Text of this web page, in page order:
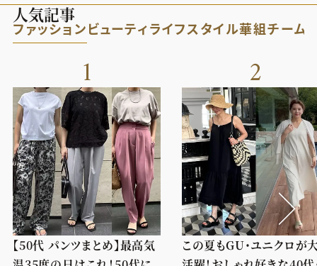
人気記事
ファッション ビューティライフスタイル華組チーム
1
【50代 パンツまとめ】最高気
2
この夏もGU・ユニクロが